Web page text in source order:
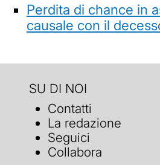
Perdita di chance in
causale con il
SU DI NOI
Contatti
La redazione
Seguici
Collabora